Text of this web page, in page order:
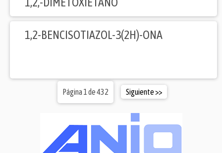
1,2-BENCISOTIAZOL-3(2H)-ONA
Página 1 de 432 Siguiente >>